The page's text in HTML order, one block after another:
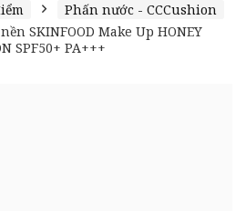
Phấn nước - CCCushion
SKINFOOD Make Up HONEY
SPF50+ PA+++